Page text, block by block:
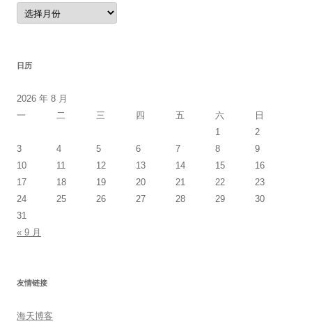
归
档
日历
2026 年 8 月
一
二 三 四 五 六
日
1
2
3
4 5 6 7 8
9
10
11 12 13 14 15
16
17
18 19 20 21 22
23
24
25 26 27 28 29
30
31
« 9 月
友情链接
海天博客